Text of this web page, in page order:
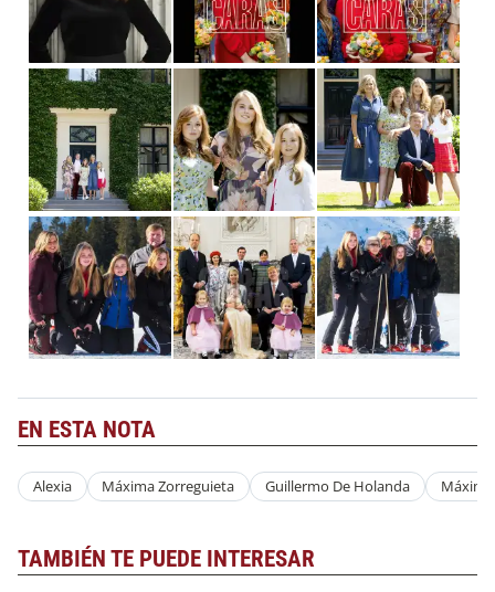
EN ESTA NOTA
Alexia Máxima Zorreguieta Guillermo De Holanda
TAMBIÉN TE PUEDE INTERESAR